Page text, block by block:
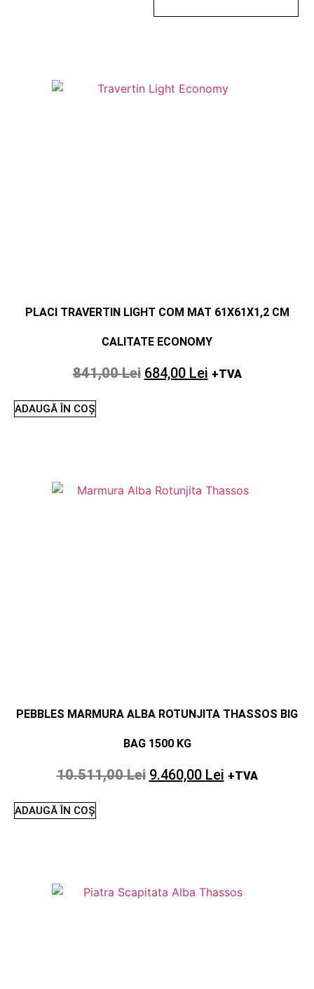
PLACI TRAVERTIN LIGHT COM MAT 61X61X1,2 CM
CALITATE ECONOMY
841,00Lei 684,00 Lei +TVA
ADAUGĂ ÎN COȘ
PEBBLES MARMURA ALBA ROTUNJITA THASSOS BIG
BAG 1500 KG
10.511,00Lei 9.460,00 Lei +TVA
ADAUGĂ ÎN COȘ